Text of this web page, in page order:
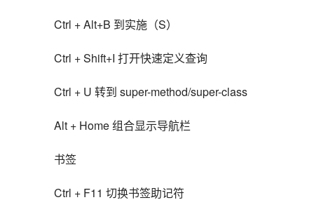
Ctrl + Alt+B 到实施（S）
Ctrl + Shift+I 打开快速定义查询
Ctrl + U 转到 super-method/super-class
Alt + Home 组合显示导航栏
书签
Ctrl + F11 切换书签助记符